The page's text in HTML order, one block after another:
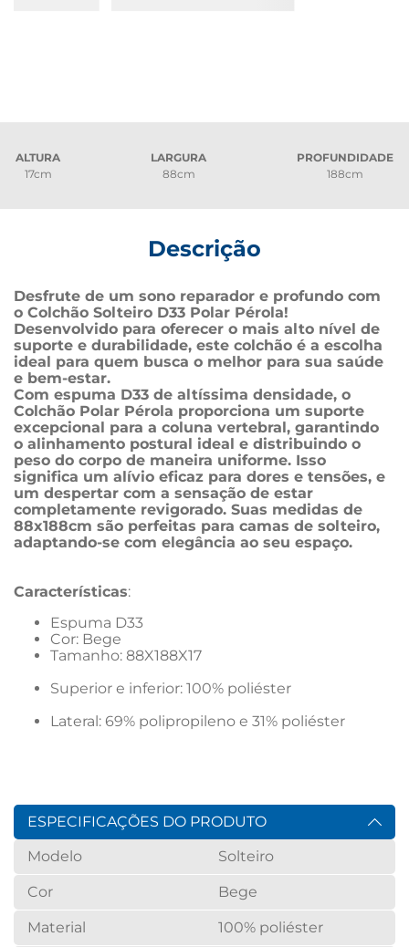
ALTURA
17cm
LARGURA
88cm
PROFUNDIDADE
188cm
Descrição
Desfrute de um sono reparador e profundo com
o Colchão Solteiro D33 Polar Pérola!
Desenvolvido para oferecer o mais alto nível de
suporte e durabilidade, este colchão é a escolha
ideal para quem busca o melhor para sua saúde
e bem-estar.
Com espuma D33 de altíssima densidade, o
Colchão Polar Pérola proporciona um suporte
excepcional para a coluna vertebral, garantindo
o alinhamento postural ideal e distribuindo o
peso do corpo de maneira uniforme. Isso
significa um alívio eficaz para dores e tensões, e
um despertar com a sensação de estar
completamente revigorado. Suas medidas de
88x188cm são perfeitas para camas de solteiro,
adaptando-se com elegância ao seu espaço.
Características:
Espuma D33
Cor: Bege
Tamanho: 88X188X17
Superior e inferior: 100% poliéster
Lateral: 69% polipropileno e 31% poliéster
ESPECIFICAÇÕES DO PRODUTO
Modelo
Solteiro
Cor Bege
Material 100% poliéster